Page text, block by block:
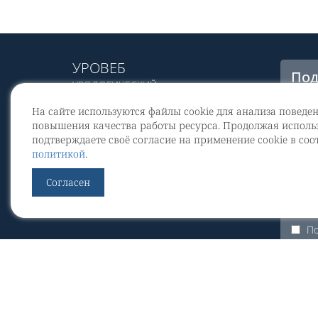
На сайте используются файлы cookie для анализа
повышения качества работы ресурса. Продолжая
подтверждаете своё согласие на применение cookie в
политикой.
Согласен
УРОВЕБ
УРОЛОГИЧЕСКИЙ
© 2002 - 2026
МЕДИАКИТ 2023